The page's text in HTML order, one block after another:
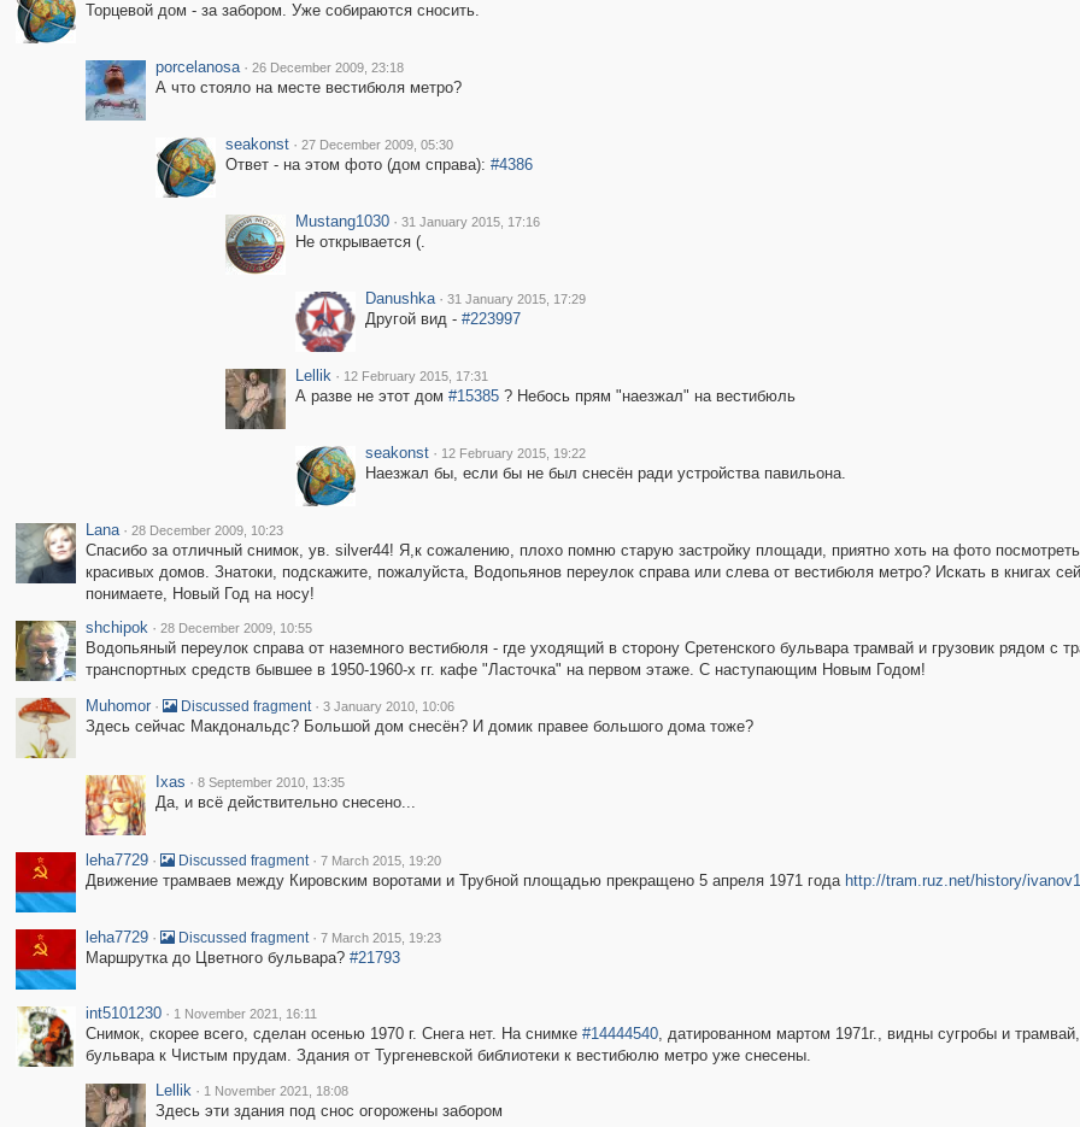
Торцевой дом - за забором. Уже собираются сносить.
porcelanosa · 26 December 2009, 23:18
А что стояло на месте вестибюля метро?
seakonst · 27 December 2009, 05:30
Ответ - на этом фото (дом справа): #4386
Mustang1030 · 31 January 2015, 17:16
Не открывается (.
Danushka · 31 January 2015, 17:29
Другой вид - #223997
Lellik · 12 February 2015, 17:31
А разве не этот дом #15385? Небось прям "наезжал" на вестибюль
seakonst · 12 February 2015, 19:22
Наезжал бы, если бы не был снесён ради устройства павильона.
Lana · 28 December 2009, 10:23
Спасибо за отличный снимок, ув. silver44! Я,к сожалению, плохо помню старую застройку площади, приятно хоть на фото
красивых домов. Знатоки, подскажите, пожалуйста, Водопьянов переулок справа или слева от вестибюля метро? Искать в книгах
понимаете, Новый Год на носу!
shchipok · 28 December 2009, 10:55
Водопьяный переулок справа от наземного вестибюля - где уходящий в сторону Сретенского бульвара трамвай и грузовик рядом с
транспортных средств бывшее в 1950-1960-х гг. кафе "Ласточка" на первом этаже. С наступающим Новым Годом!
Muhomor · Discussed fragment · 3 January 2010, 10:06
Здесь сейчас Макдональдс? Большой дом снесён? И домик правее большого дома тоже?
Ixas · 8 September 2010, 13:35
Да, и всё действительно снесено...
leha7729 · Discussed fragment · 7 March 2015, 19:20
Движение трамваев между Кировским воротами и Трубной площадью прекращено 5 апреля 1971 года http://tram.ruz.net/history/
leha7729 · Discussed fragment · 7 March 2015, 19:23
Маршрутка до Цветного бульвара? #21793
int5101230 · 1 November 2021, 16:11
Снимок, скорее всего, сделан осенью 1970 г. Снега нет. На снимке #14444540, датированном мартом 1971г., видны сугробы и
бульвара к Чистым прудам. Здания от Тургеневской библиотеки к вестибюлю метро уже снесены.
Lellik · 1 November 2021, 18:08
Здесь эти здания под снос огорожены забором